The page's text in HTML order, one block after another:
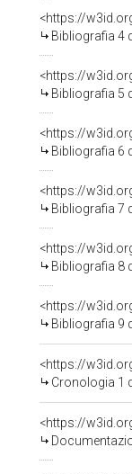
<https://
Bibliografia 4
<https://
Bibliografia 5
<https://
Bibliografia 6
<https://
Bibliografia 7
<https://
Bibliografia 8
<https://
Bibliografia 9
<https://
Cronologia 1